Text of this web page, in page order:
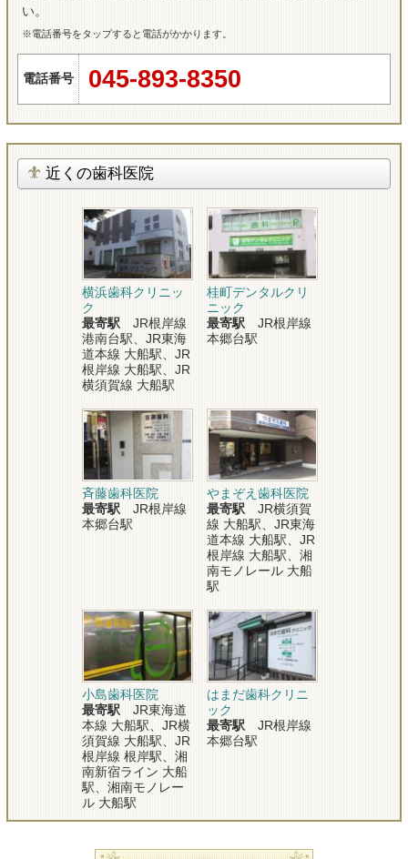
い。
※電話番号をタップすると電話がかかります。
電話番号 045-893-8350
近くの歯科医院
横浜歯科クリニッ
ク
最寄駅 JR根岸線
港南台駅、JR東海
道本線 大船駅、JR
根岸線 大船駅、JR
横須賀線 大船駅
桂町デンタルクリ
ニック
最寄駅 JR根岸線
本郷台駅
斉藤歯科医院
最寄駅 JR根岸線
本郷台駅
やまぞえ歯科医院
最寄駅 JR横須賀
線 大船駅、JR東海
道本線 大船駅、JR
根岸線 大船駅、湘
南モノレール 大船
駅
小島歯科医院
最寄駅 JR東海道
本線 大船駅、JR横
須賀線 大船駅、JR
根岸線 根岸駅、湘
南新宿ライン 大船
駅、湘南モノレー
ル 大船駅
はまだ歯科クリニ
ック
最寄駅 JR根岸線
本郷台駅